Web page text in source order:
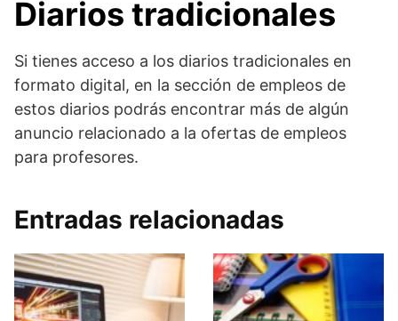
Diarios tradicionales
Si tienes acceso a los diarios tradicionales en
formato digital, en la sección de empleos de
estos diarios podrás encontrar más de algún
anuncio relacionado a la ofertas de empleos
para profesores.
Entradas relacionadas